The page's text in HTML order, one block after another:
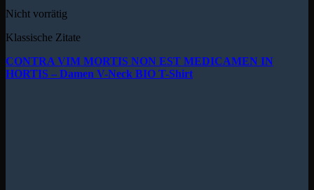
Nicht vorrätig
Klassische Zitate
CONTRA VIM MORTIS NON EST MEDICAMEN IN
HORTIS – Damen V-Neck BIO T-Shirt